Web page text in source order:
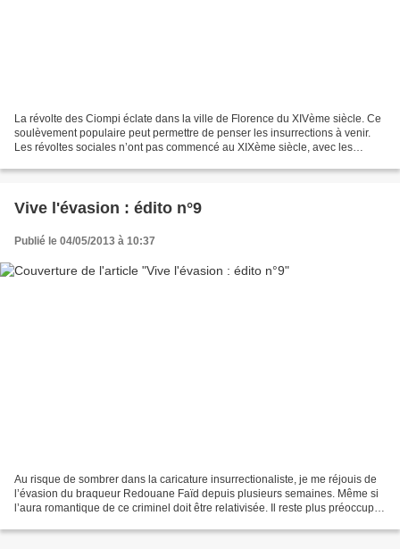
La révolte des Ciompi éclate dans la ville de Florence du XIVème siècle. Ce
soulèvement populaire peut permettre de penser les insurrections à venir.
Les révoltes sociales n’ont pas commencé au XIXème siècle, avec les
Vive l'évasion : édito n°9
Publié le 04/05/2013 à 10:37
Au risque de sombrer dans la caricature insurrectionaliste, je me réjouis de
l’évasion du braqueur Redouane Faïd depuis plusieurs semaines. Même si
l’aura romantique de ce criminel doit être relativisée. Il reste plus préoccupé